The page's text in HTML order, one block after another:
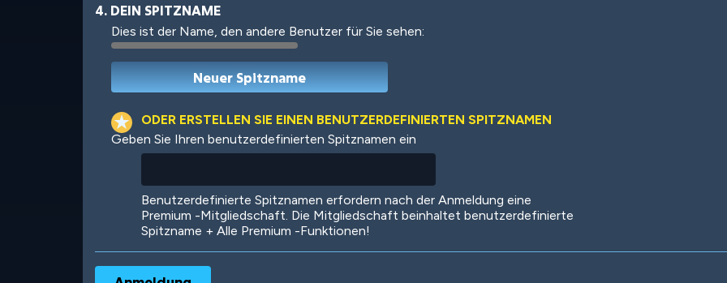
Robotic International
4. DEIN SPITZNAME
Dies ist der Name, den andere Benutzer für Sie sehen:
ODER ERSTELLEN SIE EINEN BENUTZERDEFINIERTEN SPITZNAMEN
Geben Sie Ihren benutzerdefinierten Spitznamen ein
Benutzerdefinierte Spitznamen erfordern nach der Anmeldung eine
Premium -Mitgliedschaft. Die Mitgliedschaft beinhaltet benutzerdefinierte
Spitzname + Alle Premium -Funktionen!